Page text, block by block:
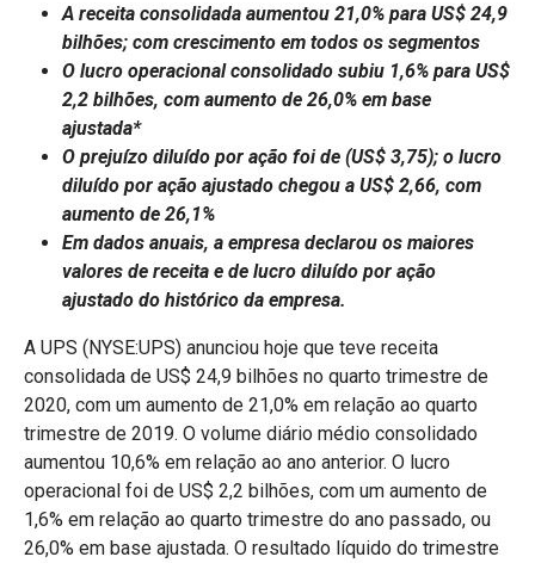
A receita consolidada aumentou 21,0% para US$ 24,9
bilhões; com crescimento em todos os segmentos
O lucro operacional consolidado subiu 1,6% para US$
2,2 bilhões, com aumento de 26,0% em base
ajustada*
O prejuízo diluído por ação foi de (US$ 3,75); o lucro
diluído por ação ajustado chegou a US$ 2,66, com
aumento de 26,1%
Em dados anuais, a empresa declarou os maiores
valores de receita e de lucro diluído por ação
ajustado do histórico da empresa.
A UPS (NYSE:UPS) anunciou hoje que teve receita
consolidada de US$ 24,9 bilhões no quarto trimestre de
2020, com um aumento de 21,0% em relação ao quarto
trimestre de 2019. O volume diário médio consolidado
aumentou 10,6% em relação ao ano anterior. O lucro
operacional foi de US$ 2,2 bilhões, com um aumento de
1,6% em relação ao quarto trimestre do ano passado, ou
26,0% em base ajustada. O resultado líquido do trimestre